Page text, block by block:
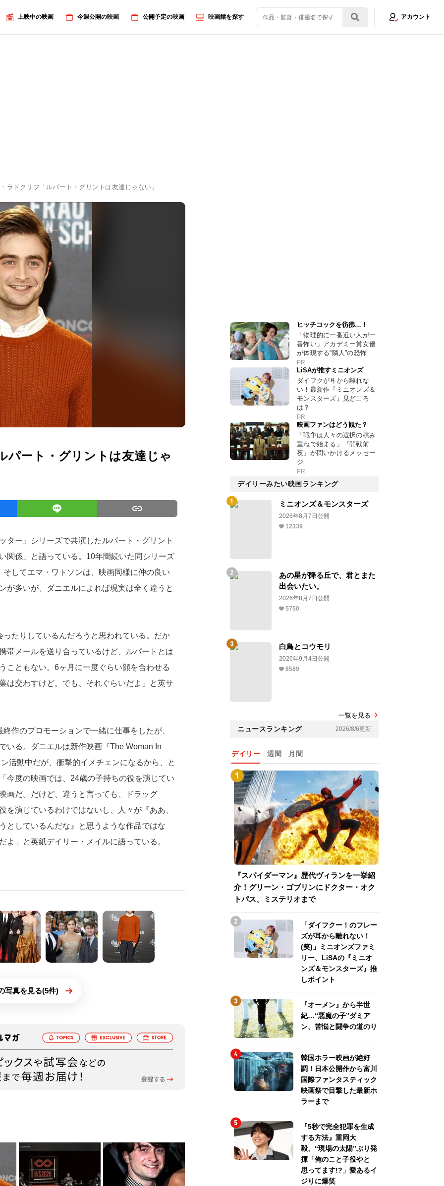
上映中の映画 今週公開の映画 公開予定の映画 映画館を探す アカウント
ラドクリフ「ルパート・グリントは友達じゃない」
パート・グリントは友達じゃ
ター』シリーズで共演したルパート・グリント
関係」と語っている。10年間続いた同シリーズ
してエマ・ワトソンは、映画同様に仲の良い
が多いが、ダニエルによれば現実は全く違うと
たりしているんだろうと思われている。だか
帯メールを送り合っているけど、ルパートとは
こともない。6ヶ月に一度ぐらい顔を合わせる
は交わすけど。でも、それぐらいだよ」と英サ
作のプロモーションで一緒に仕事をしたが、
いる。ダニエルは新作映画『The Woman In
活動中だが、衝撃的イメチェンになるから、と
今度の映画では、24歳の子持ちの役を演じてい
画だ。だけど、違うと言っても、ドラッグ
を演じているわけではないし、人々が『ああ、
としているんだな』と思うような作品ではな
」と英紙デイリー・メイルに語っている。
写真を見る(5件)
ヒッチコックを彷彿…！
「物理的に一番近い人が一
番怖い」アカデミー賞女優
が体現する“隣人”の恐怖
PR
LiSAが推すミニオンズ
ダイフクが耳から離れな
い！最新作『ミニオンズ＆
モンスターズ』見どころ
は？
PR
映画ファンはどう観た？
「戦争は人々の選択の積み
重ねで始まる」『開戦前
夜』が問いかけるメッセー
ジ
PR
デイリーみたい映画ランキング
ミニオンズ＆モンスターズ
2026年8月7日公開
12339
あの星が降る丘で、君とまた
出会いたい。
2026年8月7日公開
5750
白鳥とコウモリ
2026年9月4日公開
8589
一覧を見る
ニュースランキング 2026/8/6更新
デイリー 週間 月間
『スパイダーマン』歴代ヴィランを一挙紹
介！グリーン・ゴブリンにドクター・オク
トパス、ミステリオまで
「ダイフクー！のフレー
ズが耳から離れない！
(笑)」ミニオンズファミ
リー、LiSAの『ミニオ
ンズ＆モンスターズ』推
しポイント
『オーメン』から半世
紀…“悪魔の子”ダミア
ン、苦悩と闘争の道のり
韓国ホラー映画が絶好
調！日本公開作から富川
国際ファンタスティック
映画祭で目撃した最新ホ
ラーまで
『5秒で完全犯罪を生成
する方法』重岡大
毅、“現場の太陽”ぶり発
揮「俺のこと子役やと
思ってます!?」愛あるイ
ジりに爆笑